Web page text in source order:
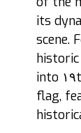
its
scene.
into ١٩th-century life. The province’s
flag,